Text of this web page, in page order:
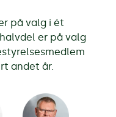
på valg i ét
er på valg
andet år.